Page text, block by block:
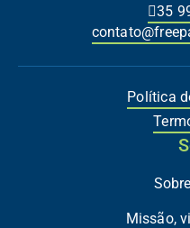
35
Política
Missão,